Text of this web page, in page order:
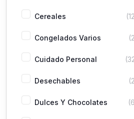
Cereales
Congelados Varios
Cuidado Personal
Desechables
Dulces Y Chocolates